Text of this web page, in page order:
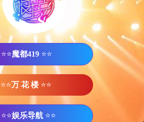
⭐⭐魔都419 ⭐⭐
⭐⭐万 花 楼 ⭐⭐
⭐⭐娱乐导航 ⭐⭐